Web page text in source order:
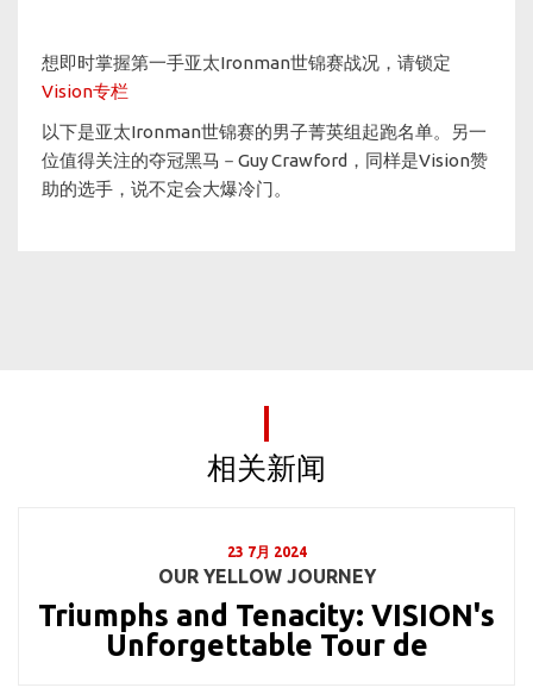
想即时掌握第一手亚太Ironman世锦赛战况，请锁定
Vision专栏
以下是亚太Ironman世锦赛的男子菁英组起跑名单。另一
位值得关注的夺冠黑马－Guy Crawford，同样是Vision赞
助的选手，说不定会大爆冷门。
相关新闻
23 7月 2024
OUR YELLOW JOURNEY
Triumphs and Tenacity: VISION's
Unforgettable Tour de